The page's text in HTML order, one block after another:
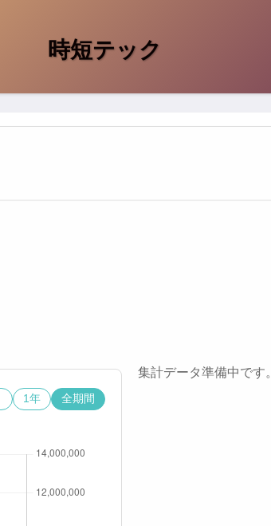
時短テック
1年 全期間
集計データ準備中です。